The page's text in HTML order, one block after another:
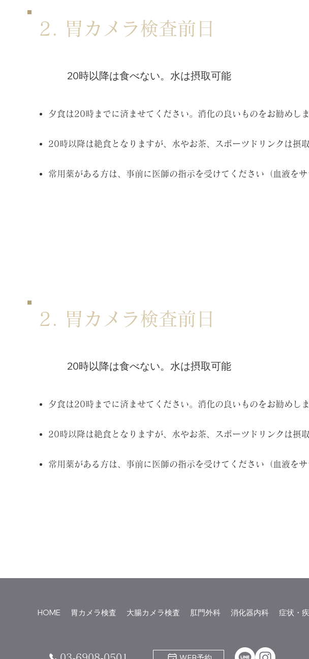
2. 胃カメラ検査前日
20時以降は食べない。水は摂取可能
夕食は20時までに済ませてください。消化の良いものをお勧めし
20時以降は絶食となりますが、水やお茶、スポーツドリンクは摂
常用薬がある方は、事前に医師の指示を受けてください（血液を
2. 胃カメラ検査前日
20時以降は食べない。水は摂取可能
夕食は20時までに済ませてください。消化の良いものをお勧めし
20時以降は絶食となりますが、水やお茶、スポーツドリンクは摂
常用薬がある方は、事前に医師の指示を受けてください（血液を
HOME 胃カメラ検査 大腸カメラ検査 肛門外科 消化器内科 症状・